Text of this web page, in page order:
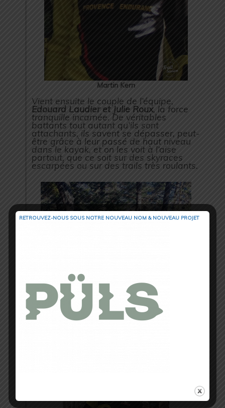
Martin Kern
Vient ensuite le couple de l’équipe,
Edouard Laudier et Julie Roux, la force
tranquille incarnée. De véritables
battants tout autant qu’ils sont
attachants, ils savent se dépasser, peut-
être grâce à leur passé de haut niveau
dans le kayak, et on les voit à l’aise
partout, que ce soit sur des skyraces
escarpées ou sur des trails très roulants.
RETROUVEZ-NOUS SOUS NOTRE NOUVEAU NOM & NOUVEAU PROJET